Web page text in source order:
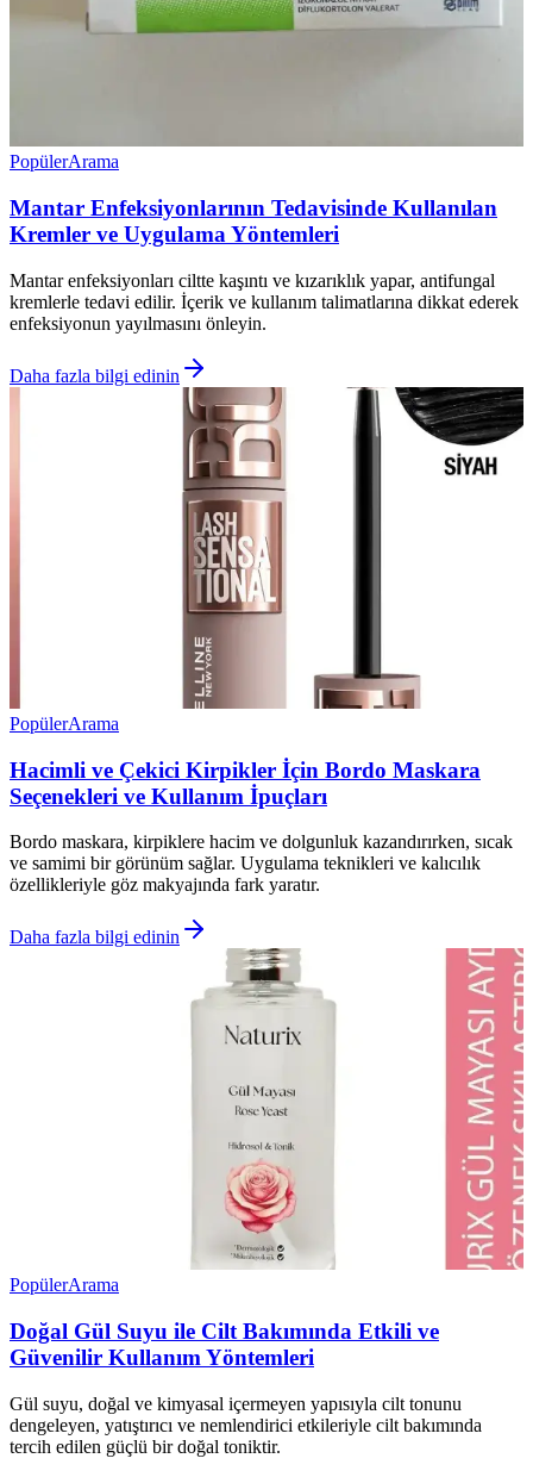
PopülerArama
Mantar Enfeksiyonlarının Tedavisinde Kullanılan
Kremler ve Uygulama Yöntemleri
Mantar enfeksiyonları ciltte kaşıntı ve kızarıklık yapar, antifungal
kremlerle tedavi edilir. İçerik ve kullanım talimatlarına dikkat ederek
enfeksiyonun yayılmasını önleyin.
Daha fazla bilgi edinin
PopülerArama
Hacimli ve Çekici Kirpikler İçin Bordo Maskara
Seçenekleri ve Kullanım İpuçları
Bordo maskara, kirpiklere hacim ve dolgunluk kazandırırken, sıcak
ve samimi bir görünüm sağlar. Uygulama teknikleri ve kalıcılık
özellikleriyle göz makyajında fark yaratır.
Daha fazla bilgi edinin
PopülerArama
Doğal Gül Suyu ile Cilt Bakımında Etkili ve
Güvenilir Kullanım Yöntemleri
Gül suyu, doğal ve kimyasal içermeyen yapısıyla cilt tonunu
dengeleyen, yatıştırıcı ve nemlendirici etkileriyle cilt bakımında
tercih edilen güçlü bir doğal toniktir.